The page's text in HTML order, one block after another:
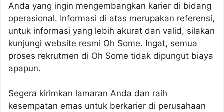
Anda yang ingin mengembangkan karier di bidang
operasional. Informasi di atas merupakan referensi,
untuk informasi yang lebih akurat dan valid, silakan
kunjungi website resmi Oh Some. Ingat, semua
proses rekrutmen di Oh Some tidak dipungut biaya
apapun.
Segera kirimkan lamaran Anda dan raih
kesempatan emas untuk berkarier di perusahaan